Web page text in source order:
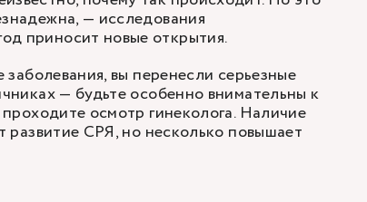
— исследования
приносит новые открытия.
вы перенесли серьезные
— будьте особенно внимательны к
осмотр гинеколога. Наличие
развитие СРЯ, но несколько повышает